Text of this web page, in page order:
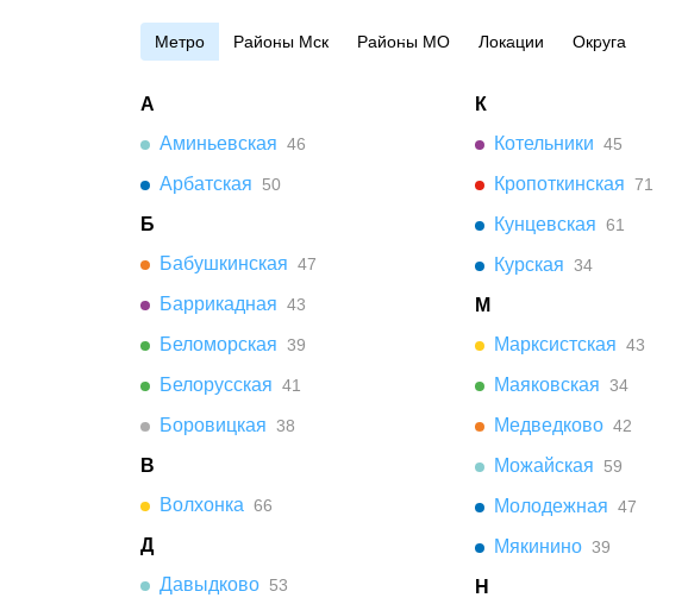
Метро Районы Мск Районы МО Локации Округа
А
Аминьевская 46
Арбатская 50
Б
Бабушкинская 47
Баррикадная 43
Беломорская 39
Белорусская 41
Боровицкая 38
В
Волхонка 66
Д
Давыдково 53
К
Котельники 45
Кропоткинская 71
Кунцевская 61
Курская 34
М
Марксистская 43
Маяковская 34
Медведково 42
Можайская 59
Молодежная 47
Мякинино 39
Н